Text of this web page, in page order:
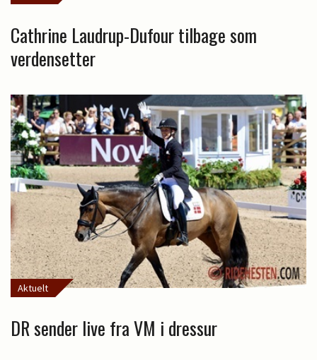
Cathrine Laudrup-Dufour tilbage som
verdensetter
Aktuelt
DR sender live fra VM i dressur